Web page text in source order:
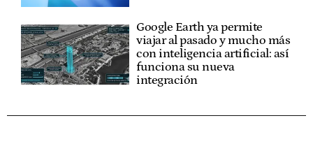
Google Earth ya permite
viajar al pasado y mucho más
con inteligencia artificial: así
funciona su nueva
integración